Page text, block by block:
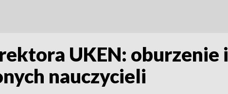
UKEN: oburzenie i
nauczycieli